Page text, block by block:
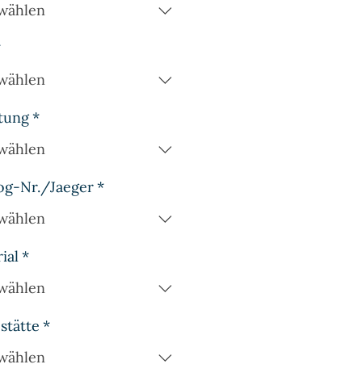
*
Nr./Jaeger*
*
*